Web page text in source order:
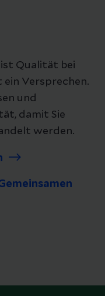
ist Qualität bei
ein Versprechen.
und
damit Sie
werden.